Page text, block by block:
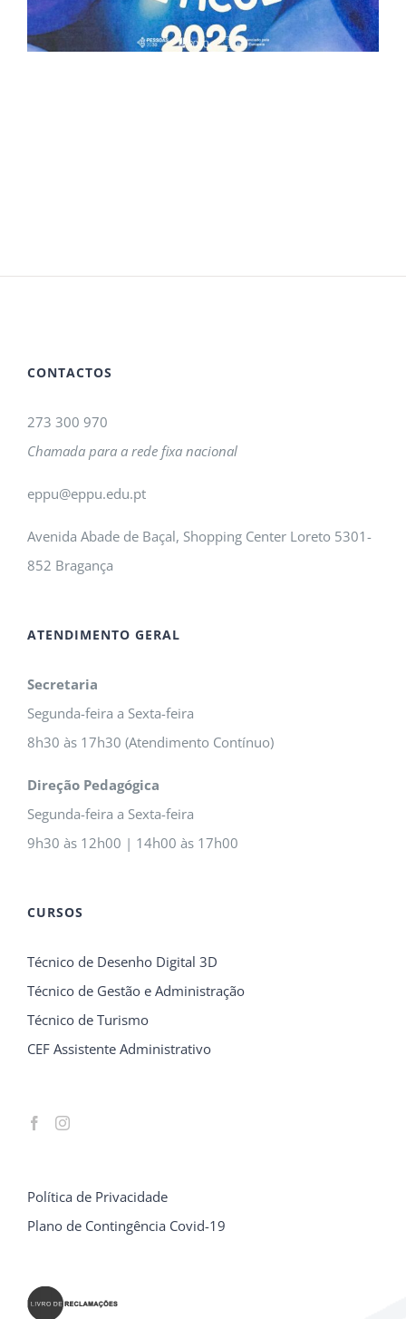
CONTACTOS
273 300 970
Chamada para a rede fixa nacional
eppu@eppu.edu.pt
Avenida Abade de Baçal, Shopping Center Loreto 5301-
852 Bragança
ATENDIMENTO GERAL
Secretaria
Segunda-feira a Sexta-feira
8h30 às 17h30 (Atendimento Contínuo)
Direção Pedagógica
Segunda-feira a Sexta-feira
9h30 às 12h00 | 14h00 às 17h00
CURSOS
Técnico de Desenho Digital 3D
Técnico de Gestão e Administração
Técnico de Turismo
CEF Assistente Administrativo
Política de Privacidade
Plano de Contingência Covid-19